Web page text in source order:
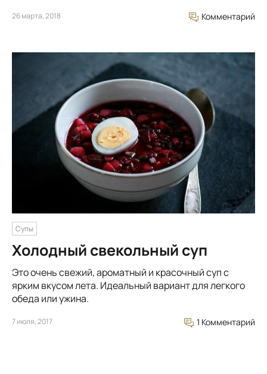
26 марта, 2018 Комментарий
Супы
Холодный свекольный суп
Это очень свежий, ароматный и красочный суп с
ярким вкусом лета. Идеальный вариант для легкого
обеда или ужина.
7 июля, 2017 1 Комментарий